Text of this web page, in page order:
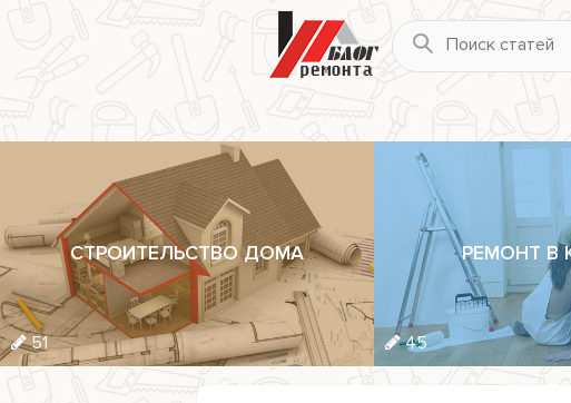
СТРОИТЕЛЬСТВО ДОМА
51
РЕМОНТ В
45